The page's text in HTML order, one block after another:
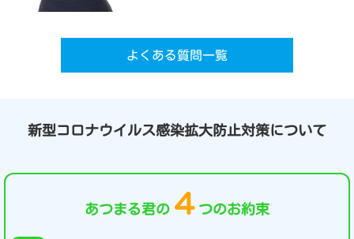
よくある質問一覧
新型コロナウイルス感染拡大防止対策について
あつまる君の ４ つのお約束